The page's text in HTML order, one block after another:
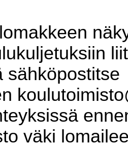
sähköpostitse
väki